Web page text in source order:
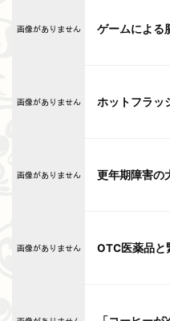
ゲームによる
ホットフラッ
更年期障害の
OTC医薬品と